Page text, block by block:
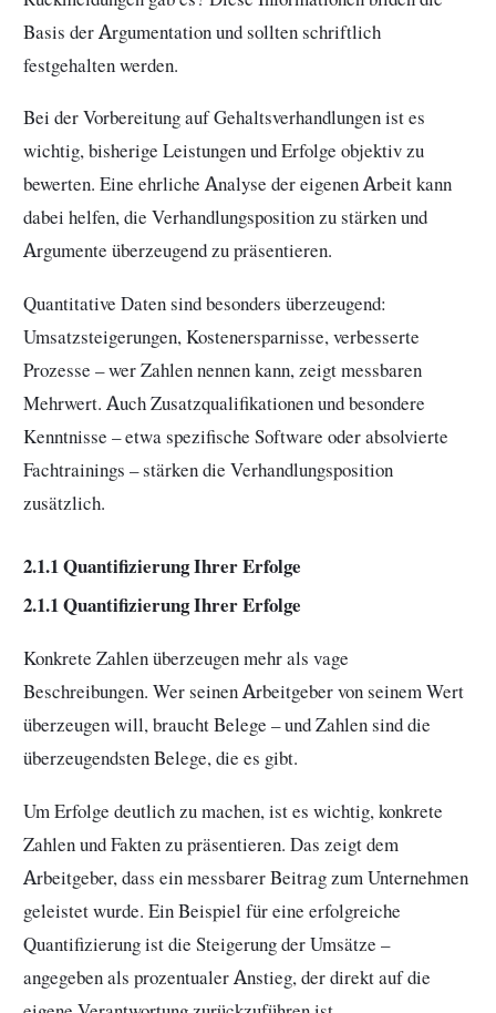
Basis der Argumentation und sollten schriftlich
festgehalten werden.
Bei der Vorbereitung auf Gehaltsverhandlungen ist es
wichtig, bisherige Leistungen und Erfolge objektiv zu
bewerten. Eine ehrliche Analyse der eigenen Arbeit kann
dabei helfen, die Verhandlungsposition zu stärken und
Argumente überzeugend zu präsentieren.
Quantitative Daten sind besonders überzeugend:
Umsatzsteigerungen, Kostenersparnisse, verbesserte
Prozesse – wer Zahlen nennen kann, zeigt messbaren
Mehrwert. Auch Zusatzqualifikationen und besondere
Kenntnisse – etwa spezifische Software oder absolvierte
Fachtrainings – stärken die Verhandlungsposition
zusätzlich.
2.1.1 Quantifizierung Ihrer Erfolge
2.1.1 Quantifizierung Ihrer Erfolge
Konkrete Zahlen überzeugen mehr als vage
Beschreibungen. Wer seinen Arbeitgeber von seinem Wert
überzeugen will, braucht Belege – und Zahlen sind die
überzeugendsten Belege, die es gibt.
Um Erfolge deutlich zu machen, ist es wichtig, konkrete
Zahlen und Fakten zu präsentieren. Das zeigt dem
Arbeitgeber, dass ein messbarer Beitrag zum Unternehmen
geleistet wurde. Ein Beispiel für eine erfolgreiche
Quantifizierung ist die Steigerung der Umsätze –
angegeben als prozentualer Anstieg, der direkt auf die